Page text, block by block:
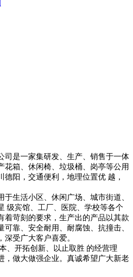
司是一家集研发、生产、销售于一体
花箱、休闲椅、垃圾桶、岗亭等公用
德阳，交通便利，地理位置优 越，
生活小区、休闲广场、城市街道、
级宾馆、工厂、医院、学校等各个
着苛刻的要求，生产出的产品以其款
靠、安全耐用、耐腐蚀、抗撞击、
受广大客户喜爱。
、开拓创新、以止取胜 的经营理
，做大做强企业。真诚希望广大新老